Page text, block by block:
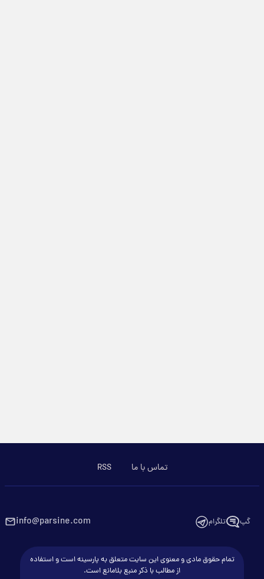
تماس با ما RSS
گپ تلگرام info@parsine.com
تمام حقوق مادی و معنوی این سایت متعلق به پارسینه است و استفاده
از مطالب با ذکر منبع بلامانع است.